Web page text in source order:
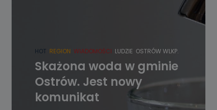
HOT REGION WIADOMOŚCI LUDZIE OSTRÓW WLKP.
Skażona woda w gminie
Ostrów. Jest nowy
komunikat